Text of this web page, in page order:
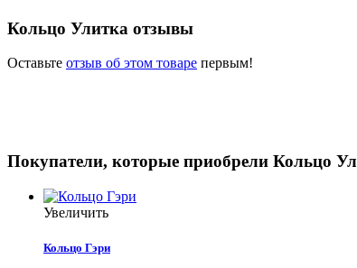
Кольцо Улитка отзывы
Оставьте отзыв об этом товаре первым!
Покупатели, которые приобрели Кольцо
Увеличить
Кольцо Гэри